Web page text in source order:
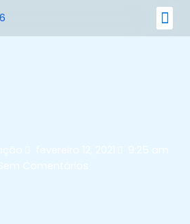
fevereiro 12, 2021
9:25 am
Comentários